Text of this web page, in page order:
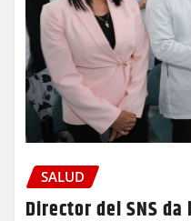
SALUD
Director del SNS